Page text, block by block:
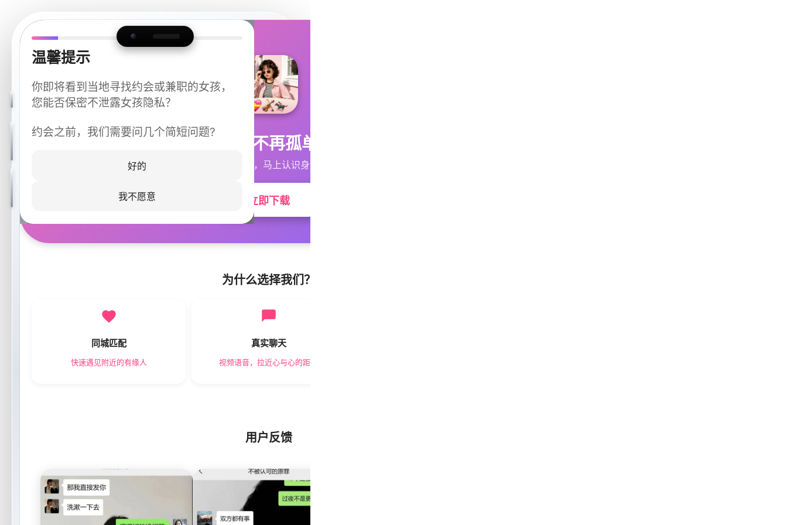
温馨提示
你即将看到当地寻找约会或兼职的女孩，
您能否保密不泄露女孩隐私？
约会之前，我们需要问几个简短问题?
好的
我不愿意
今晚不再孤单
同城快速匹配，马上认识身边的TA
立即下载
为什么选择我们？
同城匹配
快速遇见附近的有缘人
真实聊天
视频语音，拉近心与心的距离
用户反馈